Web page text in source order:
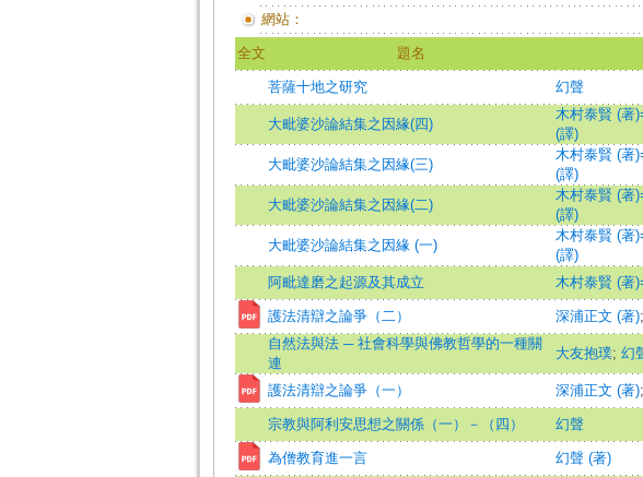
網站：
全文 題名
菩薩十地之研究 幻聲
大毗婆沙論結集之因緣(四)
木村泰賢 (著
(譯)
大毗婆沙論結集之因緣(三)
木村泰賢 (著
(譯)
大毗婆沙論結集之因緣(二)
木村泰賢 (著
(譯)
大毗婆沙論結集之因緣 (一)
木村泰賢 (著
(譯)
阿毗達磨之起源及其成立 木村泰賢 (著
護法清辯之論爭（二） 深浦正文 (著);
自然法與法 ─ 社會科學與佛教哲學的一種關
連
大友抱璞; 幻
護法清辯之論爭（一） 深浦正文 (著);
宗教與阿利安思想之關係（一）－（四） 幻聲
為僧教育進一言 幻聲 (著)